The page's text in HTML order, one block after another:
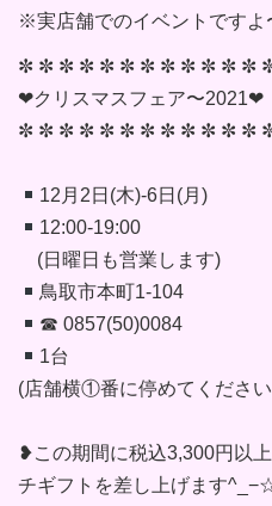
⁡※実店舗でのイベントですよ
✼ ✼ ✼ ✼ ✼ ✼ ✼ ✼ ✼ ✼ ✼ ✼
❤︎︎クリスマスフェア〜2021❤︎︎
✼ ✼ ✼ ✼ ✼ ✼ ✼ ✼ ✼ ✼ ✼ ✼
12月2日(木)-6日(月)
12:00-19:00
(日曜日も営業します)
鳥取市本町1-104
☎︎ 0857(50)0084
1台
(店舗横①番に停めてください‍
❥この期間に税込3,300円以
チギフトを差し上げます